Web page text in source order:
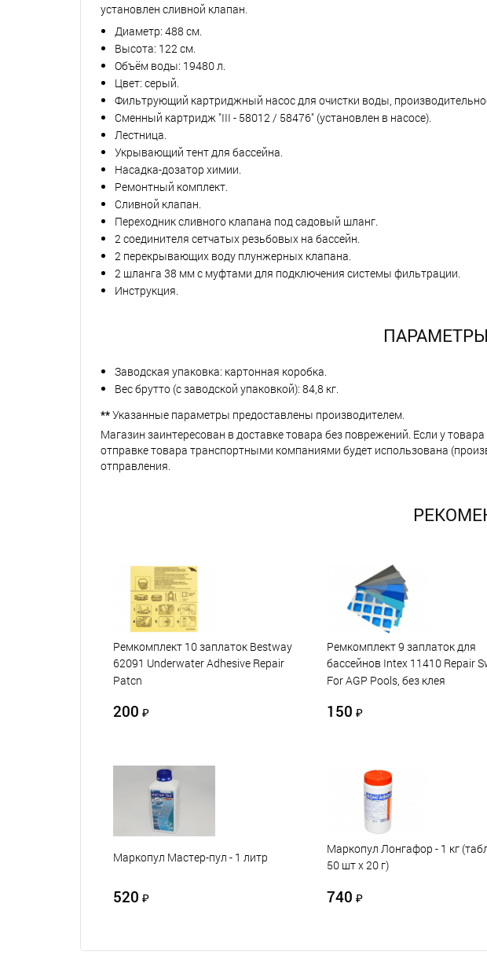
установлен сливной клапан.
Диаметр: 488 см.
Высота: 122 см.
Объём воды: 19480 л.
Цвет: серый.
Фильтрующий картриджный насос для очистки воды,
Сменный картридж "III - 58012 / 58476" (установлен в насосе).
Лестница.
Укрывающий тент для бассейна.
Насадка-дозатор химии.
Ремонтный комплект.
Сливной клапан.
Переходник сливного клапана под садовый шланг.
2 соединителя сетчатых резьбовых на бассейн.
2 перекрывающих воду плунжерных клапана.
2 шланга 38 мм с муфтами для подключения системы фильтрации.
Инструкция.
Заводская упаковка: картонная коробка.
Вес брутто (с заводской упаковкой): 84,8 кг.
**Указанные параметры предоставлены производителем.
Магазин заинтересован в доставке товара без поврежений. Если у
отправке товара транспортными компаниями будет использована
отправления.
Ремкомплект 10 заплаток Bestway
62091 Underwater Adhesive Repair
Patcn
200 ₽
Ремкомплект 9 заплаток для
бассейнов Intex 11410 Repair
For AGP Pools, без клея
150 ₽
Маркопул Мастер-пул - 1 литр
520 ₽
Маркопул Лонгафор - 1 кг
50 шт х 20 г)
740 ₽